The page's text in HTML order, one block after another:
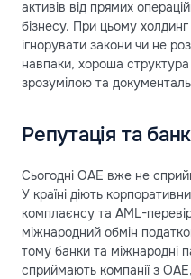
активів від прямих
бізнесу. При цьому
ігнорувати закони чи не
навпаки, хороша
зрозумілою та
Репутація та
Сьогодні ОАЕ вже не
У країні діють
комплаєнсу та AML-
міжнародний обмін
тому банки та міжнародні
сприймають компанії з